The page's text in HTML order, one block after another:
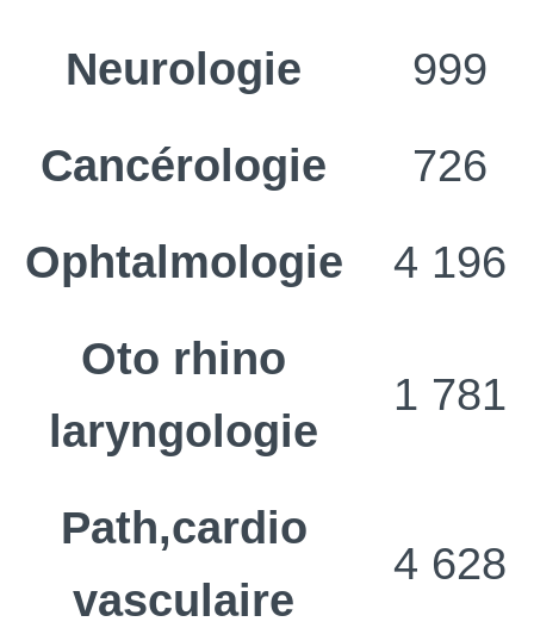
Neurologie
999
Cancérologie
726
Ophtalmologie
4 196
Oto rhino
laryngologie
1 781
Path,cardio
vasculaire
4 628